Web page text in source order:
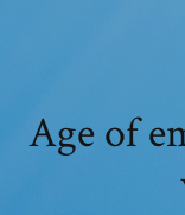
Age of